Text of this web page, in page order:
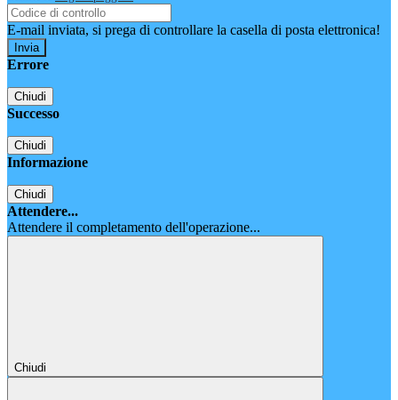
E-mail inviata, si prega di controllare la casella di posta elettronica!
Errore
Chiudi
Successo
Chiudi
Informazione
Chiudi
Attendere...
Attendere il completamento dell'operazione...
Chiudi